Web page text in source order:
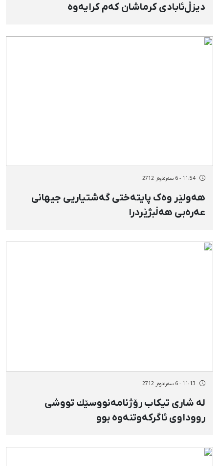
دیزڵ‌ئابادی كرماشان كەم كرایەوە
11:54 - 6 سەرماوەز 2712
هەولێر وەک پایتەختی گەشتیاریی جیهانی
عەرەبی هەڵبژێردرا
11:13 - 6 سەرماوەز 2712
لە شاری تیكاب رۆژنامەنووسێك تووشی
رووداوی ئاگركەوتنەوە بوو